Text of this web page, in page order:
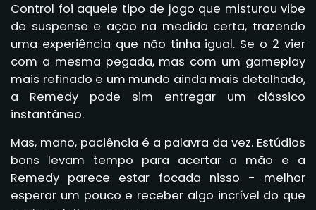
Control foi aquele tipo de jogo que misturou vibe
de suspense e ação na medida certa, trazendo
uma experiência que não tinha igual. Se o 2 vier
com a mesma pegada, mas com um gameplay
mais refinado e um mundo ainda mais detalhado,
a Remedy pode sim entregar um clássico
instantâneo.
Mas, mano, paciência é a palavra da vez. Estúdios
bons levam tempo para acertar a mão e a
Remedy parece estar focada nisso - melhor
esperar um pouco e receber algo incrível do que